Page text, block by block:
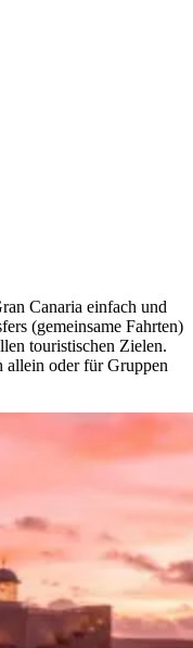
Canaria einfach und
(gemeinsame Fahrten)
touristischen Zielen.
allein oder für Gruppen